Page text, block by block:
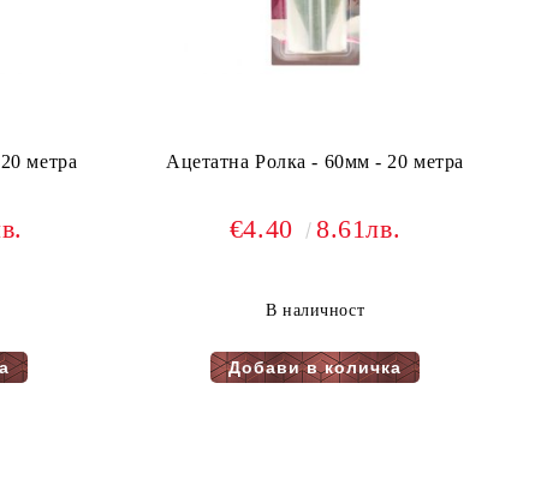
метра Ацетатна Ролка - 60мм - 20 метра
€4.40 8.61лв.
В наличност